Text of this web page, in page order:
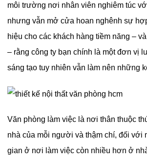
môi trường nơi nhân viên nghiêm túc
nhưng vẫn mở cửa hoan nghênh sự
hiệu cho các khách hàng tiềm năng –
– rằng công ty bạn chính là một đơn vị
sáng tạo tuy nhiên vẫn làm nên những
Văn phòng làm việc là nơi thân thuộc
nhà của mỗi người và thậm chí, đối với
gian ở nơi làm việc còn nhiều hơn ở